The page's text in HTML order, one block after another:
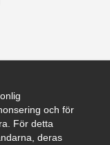
och för
För detta
deras